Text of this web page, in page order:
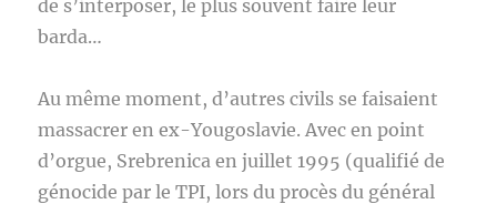
de s’interposer, le plus souvent faire leur
barda…
Au même moment, d’autres civils se faisaient
massacrer en ex-Yougoslavie. Avec en point
d’orgue, Srebrenica en juillet 1995 (qualifié de
génocide par le TPI, lors du procès du général